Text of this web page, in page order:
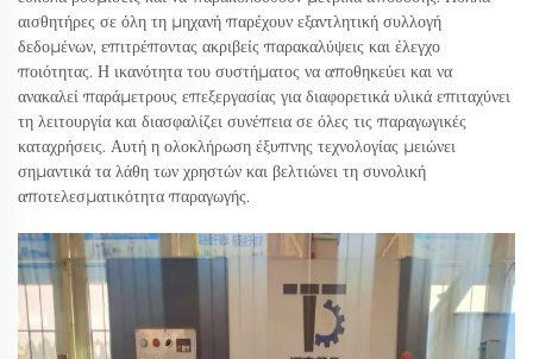
αισθητήρες σε όλη τη μηχανή παρέχουν εξαντλητική συλλογή
δεδομένων, επιτρέποντας ακριβείς παρακαλύψεις και έλεγχο
ποιότητας. Η ικανότητα του συστήματος να αποθηκεύει και να
ανακαλεί παράμετρους επεξεργασίας για διαφορετικά υλικά επιταχύνει
τη λειτουργία και διασφαλίζει συνέπεια σε όλες τις παραγωγικές
καταχρήσεις. Αυτή η ολοκλήρωση έξυπνης τεχνολογίας μειώνει
σημαντικά τα λάθη των χρηστών και βελτιώνει τη συνολική
αποτελεσματικότητα παραγωγής.